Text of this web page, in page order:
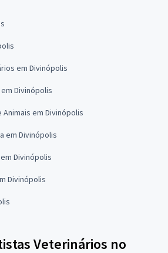
em Divinópolis
Divinópolis
em Divinópolis
em Divinópolis
Divinópolis
Divinópolis
Veterinários no